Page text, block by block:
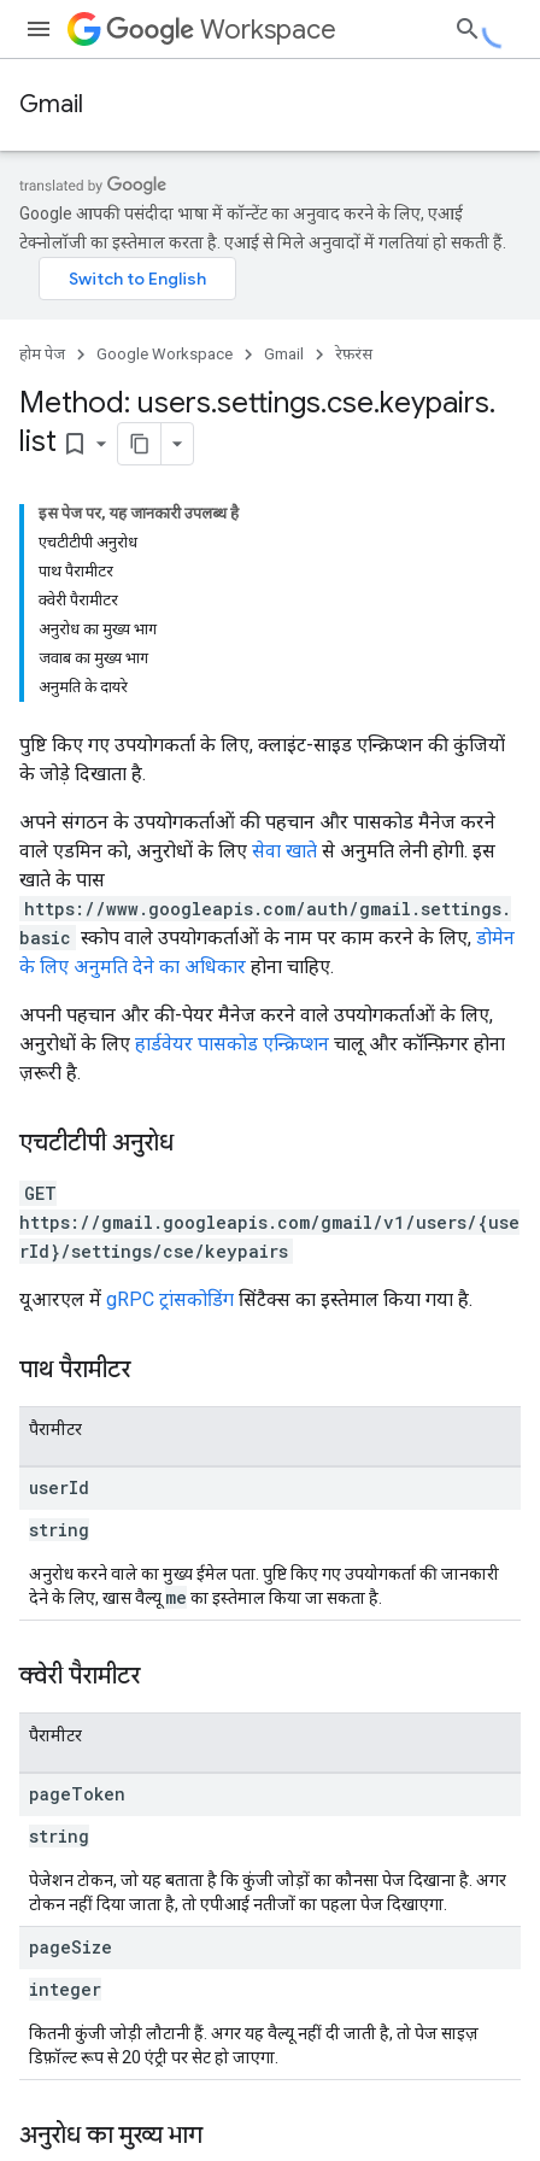
Workspace
Gmail
Google आपकी पसंदीदा भाषा में कॉन्टेंट का अनुवाद करने के लिए, एआई
टेक्नोलॉजी का इस्तेमाल करता है. एआई से मिले अनुवादों में गलतियां हो सकती हैं.
होम पेज Google Workspace Gmail रेफ़रंस
Method: users.settings.cse.keypairs.
list bookmark_border
इस पेज पर, यह जानकारी उपलब्ध है
एचटीटीपी अनुरोध
पाथ पैरामीटर
क्वेरी पैरामीटर
अनुरोध का मुख्य भाग
जवाब का मुख्य भाग
अनुमति के दायरे
पुष्टि किए गए उपयोगकर्ता के लिए, क्लाइंट-साइड एन्क्रिप्शन की कुंजियों
के जोड़े दिखाता है.
अपने संगठन के उपयोगकर्ताओं की पहचान और पासकोड मैनेज करने
वाले एडमिन को, अनुरोधों के लिए सेवा खाते से अनुमति लेनी होगी. इस
खाते के पास
https://www.googleapis.com/auth/gmail.settings.
basic स्कोप वाले उपयोगकर्ताओं के नाम पर काम करने के लिए, डोमेन
के लिए अनुमति देने का अधिकार होना चाहिए.
अपनी पहचान और की-पेयर मैनेज करने वाले उपयोगकर्ताओं के लिए,
अनुरोधों के लिए हार्डवेयर पासकोड एन्क्रिप्शन चालू और कॉन्फ़िगर होना
ज़रूरी है.
एचटीटीपी अनुरोध
GET
https://gmail.googleapis.com/gmail/v1/users/{use
rId}/settings/cse/keypairs
यूआरएल में gRPC ट्रांसकोडिंग सिंटैक्स का इस्तेमाल किया गया है.
पाथ पैरामीटर
पैरामीटर
userId
string
अनुरोध करने वाले का मुख्य ईमेल पता. पुष्टि किए गए उपयोगकर्ता की जानकारी
देने के लिए, खास वैल्यू me का इस्तेमाल किया जा सकता है.
क्वेरी पैरामीटर
पैरामीटर
pageToken
string
पेजेशन टोकन, जो यह बताता है कि कुंजी जोड़ों का कौनसा पेज दिखाना है. अगर
टोकन नहीं दिया जाता है, तो एपीआई नतीजों का पहला पेज दिखाएगा.
pageSize
integer
कितनी कुंजी जोड़ी लौटानी हैं. अगर यह वैल्यू नहीं दी जाती है, तो पेज साइज़
डिफ़ॉल्ट रूप से 20 एंट्री पर सेट हो जाएगा.
अनुरोध का मुख्य भाग